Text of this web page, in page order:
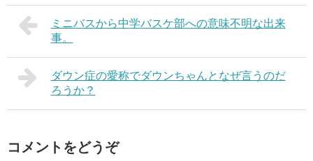
ミニバスから中学バスケ部への意味不明な出来
事。
ダウン症の愛称でダウンちゃんとなぜ言うのだ
ろうか？
コメントをどうぞ